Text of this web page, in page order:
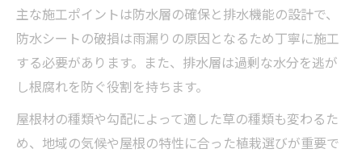
主な施工ポイントは防水層の確保と排水機能の設計で、
防水シートの破損は雨漏りの原因となるため丁寧に施工
する必要があります。また、排水層は過剰な水分を逃が
し根腐れを防ぐ役割を持ちます。
屋根材の種類や勾配によって適した草の種類も変わるた
め、地域の気候や屋根の特性に合った植栽選びが重要で